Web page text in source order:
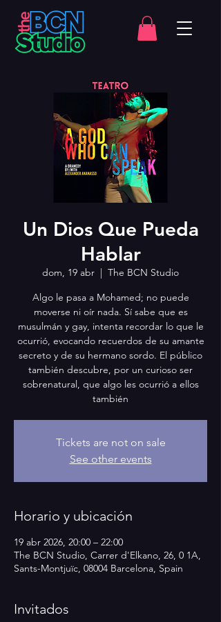
Un Dios Que Pueda
Hablar
dom, 19 abr
  |
The BCN Studio
Algo le pasa a Mohamed; no puede
moverse ni oír nada. Sí sabe que es
musulmán y gay, intenta recordar lo que le
ocurrió, evocando recuerdos de su amante
secreto y de su hermano sordo. El público
también descubre, por un curioso ser
sobrenatural, que algo les ocurrió a ellos
también
Tickets are not on sale
See other events
Horario y ubicación
19 abr 2026, 20:00 – 22:00
The BCN Studio, Carrer d'Elkano, 26, 0 1A,
Sants-Montjuïc, 08004 Barcelona, Spain
Invitados